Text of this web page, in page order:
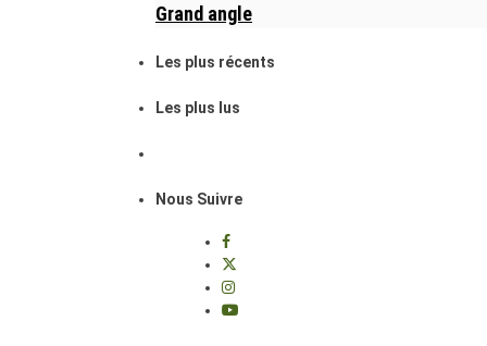
Grand angle
Les plus récents
Les plus lus
Nous Suivre